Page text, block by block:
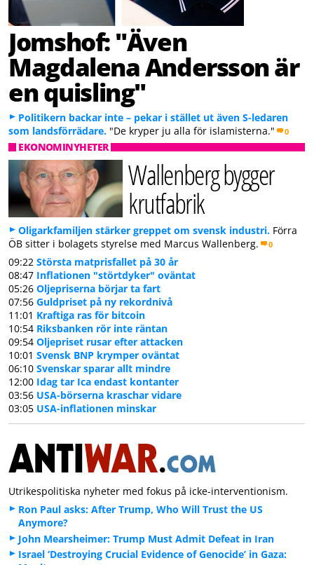
Jomshof: "Även
Magdalena Andersson är
en quisling"
Politikern backar inte – pekar i stället ut även S-ledaren
som landsförrädare. "De kryper ju alla för islamisterna." 0
EKONOMINYHETER
Wallenberg bygger
krutfabrik
Oligarkfamiljen stärker greppet om svensk industri. Förra
ÖB sitter i bolagets styrelse med Marcus Wallenberg.
0
09:22 Största matprisfallet på 30 år
08:47 Inflationen "störtdyker" oväntat
05:26 Oljepriserna börjar ta fart
07:56 Guldpriset på ny rekordnivå
11:01 Kraftiga ras för bitcoin
10:54 Riksbanken rör inte räntan
09:54 Oljepriset rusar efter attacken
10:01 Svensk BNP krymper oväntat
06:10 Svenskar sparar allt mindre
12:00 Idag tar Ica endast kontanter
03:56 USA-börserna kraschar vidare
03:05 USA-inflationen minskar
Utrikespolitiska nyheter med fokus på icke-interventionism.
Ron Paul asks: After Trump, Who Will Trust the US
Anymore?
John Mearsheimer: Trump Must Admit Defeat in Iran
Israel ‘Destroying Crucial Evidence of Genocide’ in Gaza: